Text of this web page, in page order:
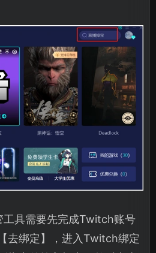
工具需要先完成Twitch账号
去绑定】，进入Twitch绑定